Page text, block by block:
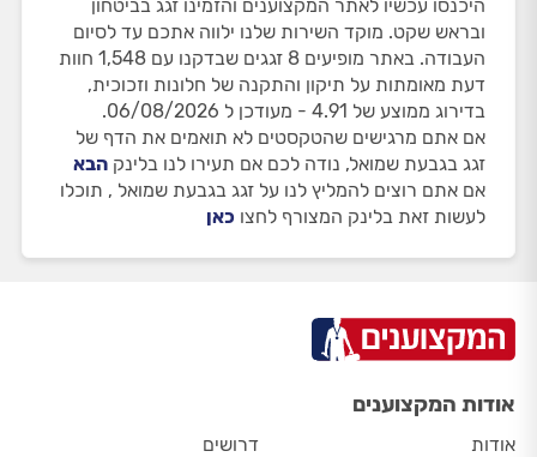
היכנסו עכשיו לאתר המקצוענים והזמינו זגג בביטחון
ובראש שקט. מוקד השירות שלנו ילווה אתכם עד לסיום
העבודה. באתר מופיעים 8 זגגים שבדקנו עם 1,548 חוות
דעת מאומתות על תיקון והתקנה של חלונות וזכוכית,
בדירוג ממוצע של 4.91 - מעודכן ל 06/08/2026.
אם אתם מרגישים שהטקסטים לא תואמים את הדף של
זגג בגבעת שמואל, נודה לכם אם תעירו לנו בלינק הבא
אם אתם רוצים להמליץ לנו על זגג בגבעת שמואל , תוכלו
לעשות זאת בלינק המצורף לחצו כאן
אודות המקצוענים
אודות
דרושים